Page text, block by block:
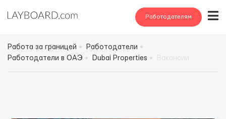
Работодателям
Работа за границей
Работодатели
Работодатели в ОАЭ
Dubai Properties